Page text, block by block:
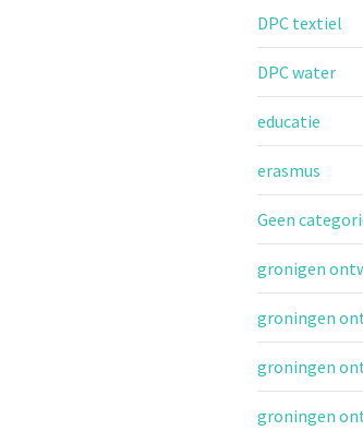
DPC textiel
DPC water
educatie
erasmus
Geen
gronigen
groningen
groningen
groningen